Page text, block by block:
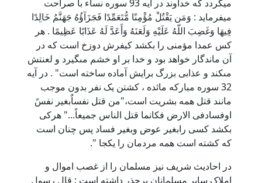
میگردد که خداوند در آیه 93 سوره نساء با صراحت
میفرماید : وَمَن يَقْتُلْ مُؤْمِنًا مُّتَعَمِّدًا فَجَزَآؤُهُ جَهَنَّمُ خَالِدًا
فِيهَا وَغَضِبَ اللّهُ عَلَيْهِ وَلَعَنَهُ وَأَعَدَّ لَهُ عَذَابًا عَظِيمًا . هر
كس عمدا مؤمنى را بكشد كيفرش دوزخ است كه در
آن ماندگار خواهد بود و خدا بر او خشم مى‏گيرد و لعنتش
مى‏كند و عذابى بزرگ برايش آماده ساخته است" . در آیه
32 سوره مبارکه مائده ، کشتن یک نفر بدون موجب
مانند قتل همه بشریت است،"من قتل نفساٌبغیر نفسً
اوفسادفی الارض فکانما قتل الناس جمیعاً..." هرکی
بکشد کسی رابغیر عوض وبغیر فساد پس چنان است
که کشته است همه مردمان را یکجا ".
در احادیث شریف نیز مسلمان را از غصب اموال و
املاک سایر مسلمانان برحذر داشته است : قال رسول